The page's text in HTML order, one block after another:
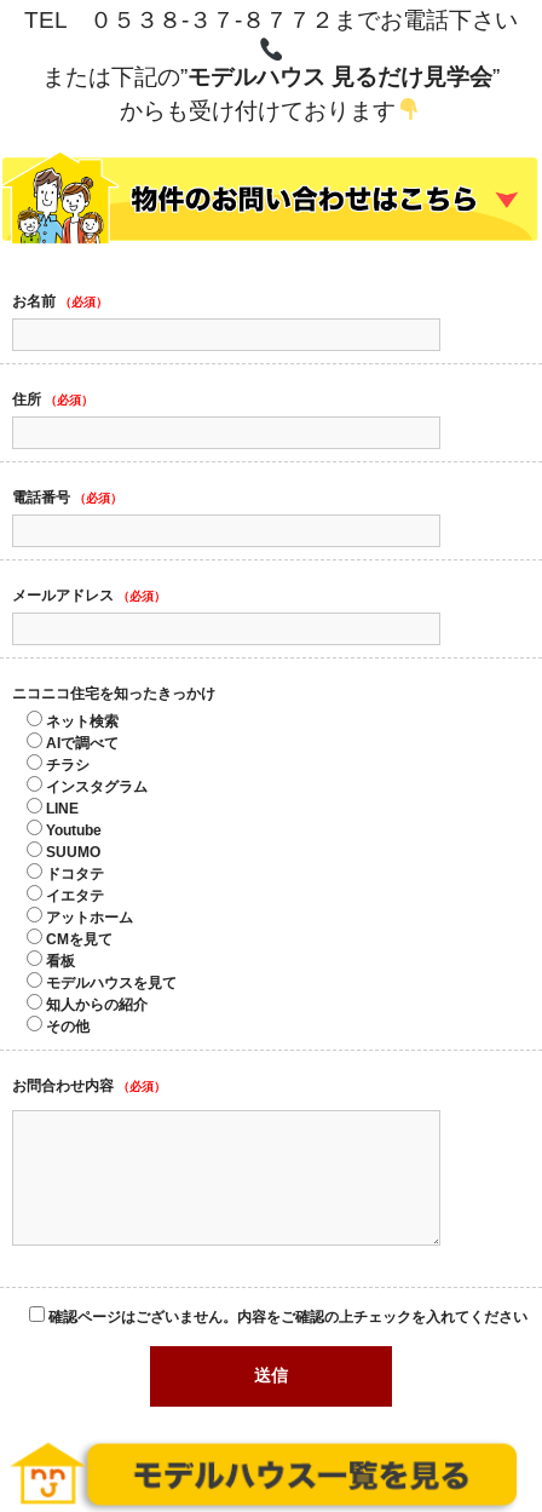
TEL ０５３８-３７-８７７２までお電話下さい
または下記の”モデルハウス 見るだけ見学会”
からも受け付けております
お名前 （必須）
住所 （必須）
電話番号 （必須）
メールアドレス （必須）
ニコニコ住宅を知ったきっかけ
ネット検索
AIで調べて
チラシ
インスタグラム
LINE
Youtube
SUUMO
ドコタテ
イエタテ
アットホーム
CMを見て
看板
モデルハウスを見て
知人からの紹介
その他
お問合わせ内容 （必須）
確認ページはございません。内容をご確認の上チェックを入れてください